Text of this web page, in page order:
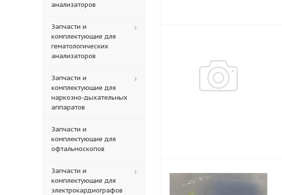
анализаторов
Запчасти и
комплектующие для
гематологических
анализаторов
Запчасти и
комплектующие для
наркозно-дыхательных
аппаратов
Запчасти и
комплектующие для
офтальмоскопов
Запчасти и
комплектующие для
электрокардиографов